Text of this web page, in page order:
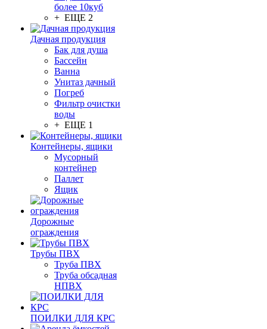
более 10куб
+ ЕЩЕ 2
Дачная продукция
Бак для душа
Бассейн
Ванна
Унитаз дачный
Погреб
Фильтр очистки
воды
+ ЕЩЕ 1
Контейнеры, ящики
Мусорный
контейнер
Паллет
Ящик
Дорожные
ограждения
Трубы ПВХ
Труба ПВХ
Труба обсадная
НПВХ
ПОИЛКИ ДЛЯ КРС